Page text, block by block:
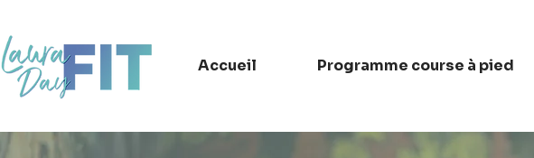
Accueil Programme course à pied